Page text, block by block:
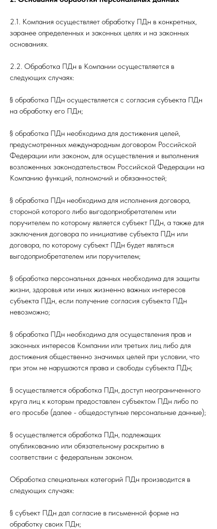
2.1. Компания осуществляет обработку ПДн в конкретных,
заранее определенных и законных целях и на законных
основаниях.
2.2. Обработка ПДн в Компании осуществляется в
следующих случаях:
§ обработка ПДн осуществляется с согласия субъекта ПДн
на обработку его ПДн;
§ обработка ПДн необходима для достижения целей,
предусмотренных международным договором Российской
Федерации или законом, для осуществления и выполнения
возложенных законодательством Российской Федерации на
Компанию функций, полномочий и обязанностей;
§ обработка ПДн необходима для исполнения договора,
стороной которого либо выгодоприобретателем или
поручителем по которому является субъект ПДн, а также для
заключения договора по инициативе субъекта ПДн или
договора, по которому субъект ПДн будет являться
выгодоприобретателем или поручителем;
§ обработка персональных данных необходима для защиты
жизни, здоровья или иных жизненно важных интересов
субъекта ПДн, если получение согласия субъекта ПДн
невозможно;
§ обработка ПДн необходима для осуществления прав и
законных интересов Компании или третьих лиц либо для
достижения общественно значимых целей при условии, что
при этом не нарушаются права и свободы субъекта ПДн;
§ осуществляется обработка ПДн, доступ неограниченного
круга лиц к которым предоставлен субъектом ПДн либо по
его просьбе (далее - общедоступные персональные данные);
§ осуществляется обработка ПДн, подлежащих
опубликованию или обязательному раскрытию в
соответствии с федеральным законом.
Обработка специальных категорий ПДн производится в
следующих случаях:
§ субъект ПДн дал согласие в письменной форме на
обработку своих ПДн;